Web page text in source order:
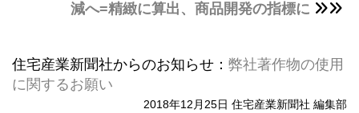
減へ=精緻に算出、商品開発の指標に
住宅産業新聞社からのお知らせ： 弊社著作物の使用
に関するお願い
2018年12月25日 住宅産業新聞社 編集部